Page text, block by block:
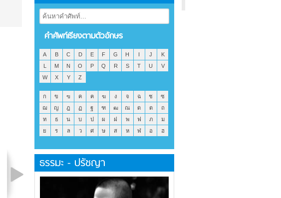
คำศัพท์เรียงตามตัวอักษร
A B C D E F G H I J
K
L
M N O P Q R S T U
V
W
X Y Z
ก ข ฃ ค ฅ ฆ ง จ ฉ ช
ซ
ฌ
ญ ฎ ฏ ฐ ฑ ฒ ณ ด ต
ถ
ท
ธ น บ ป ผ ฝ พ ฟ ภ
ม
ย
ร ล ว ศ ษ ส ห ฬ อ ฮ
ธรรมะ - ปรัชญา